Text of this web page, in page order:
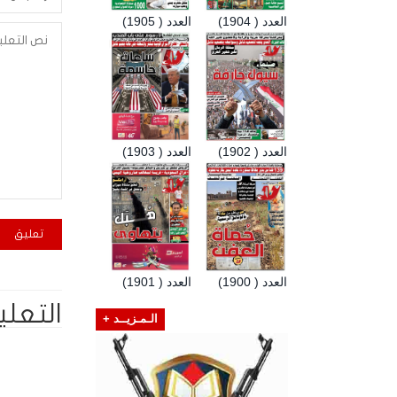
العدد ( 1905) العدد ( 1904)
العدد ( 1903) العدد ( 1902)
العدد ( 1901) العدد ( 1900)
الـمـزيــد +